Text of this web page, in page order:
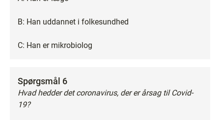
B: Han uddannet i folkesundhed
C: Han er mikrobiolog
Spørgsmål 6
Hvad hedder det coronavirus, der er årsag til Covid-
19?